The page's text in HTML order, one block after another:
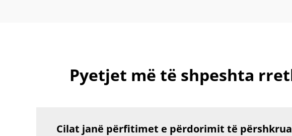
Pyetjet më të shpeshta
Cilat janë përfitimet e përdorimit të